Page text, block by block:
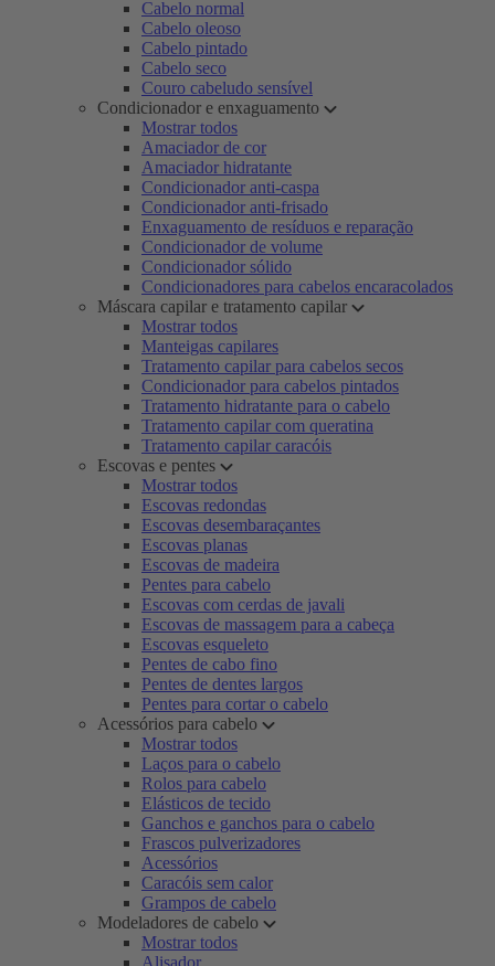
Cabelo normal
Cabelo oleoso
Cabelo pintado
Cabelo seco
Couro cabeludo sensível
Condicionador e enxaguamento
Mostrar todos
Amaciador de cor
Amaciador hidratante
Condicionador anti-caspa
Condicionador anti-frisado
Enxaguamento de resíduos e reparação
Condicionador de volume
Condicionador sólido
Condicionadores para cabelos encaracolados
Máscara capilar e tratamento capilar
Mostrar todos
Manteigas capilares
Tratamento capilar para cabelos secos
Condicionador para cabelos pintados
Tratamento hidratante para o cabelo
Tratamento capilar com queratina
Tratamento capilar caracóis
Escovas e pentes
Mostrar todos
Escovas redondas
Escovas desembaraçantes
Escovas planas
Escovas de madeira
Pentes para cabelo
Escovas com cerdas de javali
Escovas de massagem para a cabeça
Escovas esqueleto
Pentes de cabo fino
Pentes de dentes largos
Pentes para cortar o cabelo
Acessórios para cabelo
Mostrar todos
Laços para o cabelo
Rolos para cabelo
Elásticos de tecido
Ganchos e ganchos para o cabelo
Frascos pulverizadores
Acessórios
Caracóis sem calor
Grampos de cabelo
Modeladores de cabelo
Mostrar todos
Alisador